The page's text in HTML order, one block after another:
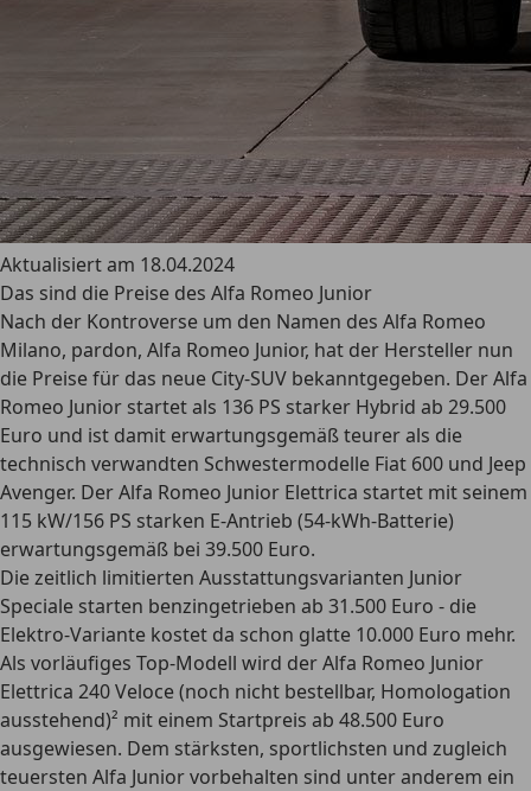
Aktualisiert am 18.04.2024
Das sind die Preise des Alfa Romeo Junior
Nach der Kontroverse um den Namen des Alfa Romeo
Milano, pardon, Alfa Romeo Junior, hat der Hersteller nun
die Preise für das neue City-SUV bekanntgegeben. Der Alfa
Romeo Junior startet als 136 PS starker Hybrid ab 29.500
Euro und ist damit erwartungsgemäß teurer als die
technisch verwandten Schwestermodelle Fiat 600 und Jeep
Avenger. Der Alfa Romeo Junior Elettrica startet mit seinem
115 kW/156 PS starken E-Antrieb (54-kWh-Batterie)
erwartungsgemäß bei 39.500 Euro.
Die zeitlich limitierten Ausstattungsvarianten Junior
Speciale starten benzingetrieben ab 31.500 Euro - die
Elektro-Variante kostet da schon glatte 10.000 Euro mehr.
Als vorläufiges Top-Modell wird der Alfa Romeo Junior
Elettrica 240 Veloce (noch nicht bestellbar, Homologation
ausstehend)² mit einem Startpreis ab 48.500 Euro
ausgewiesen. Dem stärksten, sportlichsten und zugleich
teuersten Alfa Junior vorbehalten sind unter anderem ein